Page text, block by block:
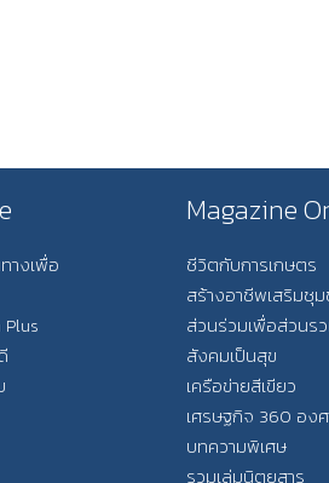
างเพื่อ
Magazine
ชีวิตกับการเกษตร
สร้างอาชีพเสริมชุ
ส่วนร่วมเพื่อส่วนร
สังคมเป็นสุข
เครือข่ายสีเขียว
เศรษฐกิจ 360 อง
บทความพิเศษ
รวมเล่มนิตยสาร